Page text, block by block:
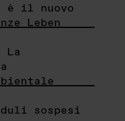
è il nuovo
Leben
La
sospesi